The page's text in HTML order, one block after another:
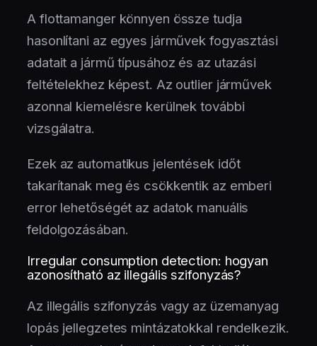
A flottamanger könnyen össze tudja
hasonlítani az egyes járművek fogyasztási
adatait a jármű típusához és az utazási
feltételekhez képest. Az outlier járművek
azonnal kiemelésre kerülnek további
vizsgálatra.
Ezek az automatikus jelentések időt
takarítanak meg és csökkentik az emberi
error lehetőségét az adatok manuális
feldolgozásában.
Irregular consumption detection: hogyan
azonosítható az illegális szifonyzás?
Az illegális szifonyzás vagy az üzemanyag
lopás jellegzetes mintázatokkal rendelkezik.